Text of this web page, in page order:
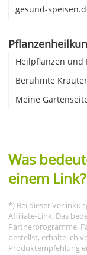
gesund-
Heilpflanzen und
Berühmte
Meine
Was
einem Link?
*) Bei dieser
Affiliate-Link. Das
Partnerprogramme.
bestellst, erhalte ich
Produktempfehlung